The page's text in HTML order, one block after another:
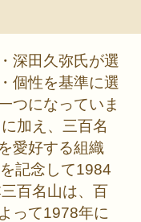
深田久弥氏が選
個性を基準に選
つになっていま
加え、三百名
愛好する組織
記念して1984
百名山は、百
って1978年に